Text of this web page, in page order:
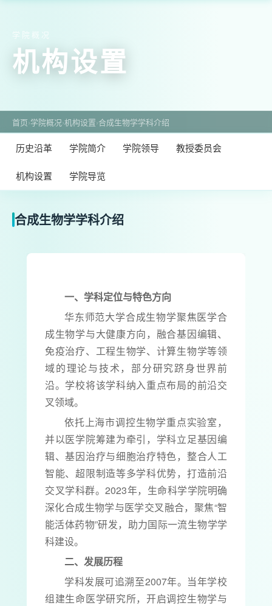
学院概况
机构设置
首页›学院概况›机构设置›合成生物学学科介绍
历史沿革 学院简介 学院领导 教授委员会
机构设置 学院导览
合成生物学学科介绍
一、学科定位与特色方向
华东师范大学合成生物学聚焦医学合
成生物学与大健康方向，融合基因编辑、
免疫治疗、工程生物学、计算生物学等领
域的理论与技术，部分研究跻身世界前
沿。学校将该学科纳入重点布局的前沿交
叉领域。
依托上海市调控生物学重点实验室，
并以医学院筹建为牵引，学科立足基因编
辑、基因治疗与细胞治疗特色，整合人工
智能、超限制造等多学科优势，打造前沿
交叉学科群。2023年，生命科学学院明确
深化合成生物学与医学交叉融合，聚焦“智
能活体药物”研发，助力国际一流生物学学
科建设。
二、发展历程
学科发展可追溯至2007年。当年学校
组建生命医学研究所，开启调控生物学与